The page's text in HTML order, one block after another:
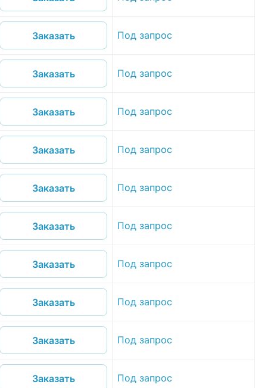
Заказать Под запрос
Заказать Под запрос
Заказать Под запрос
Заказать Под запрос
Заказать Под запрос
Заказать Под запрос
Заказать Под запрос
Заказать Под запрос
Заказать Под запрос
Заказать Под запрос